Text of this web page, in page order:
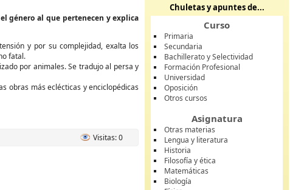
género al que pertenecen y explica
y por su complejidad, exalta los
fatal.
por animales. Se tradujo al persa y
obras más eclécticas y enciclopédicas
Visitas: 0
Chuletas y apuntes de...
Curso
Primaria
Secundaria
Bachillerato y Selectividad
Formación Profesional
Universidad
Oposición
Otros cursos
Asignatura
Otras materias
Lengua y literatura
Historia
Filosofía y ética
Matemáticas
Biología